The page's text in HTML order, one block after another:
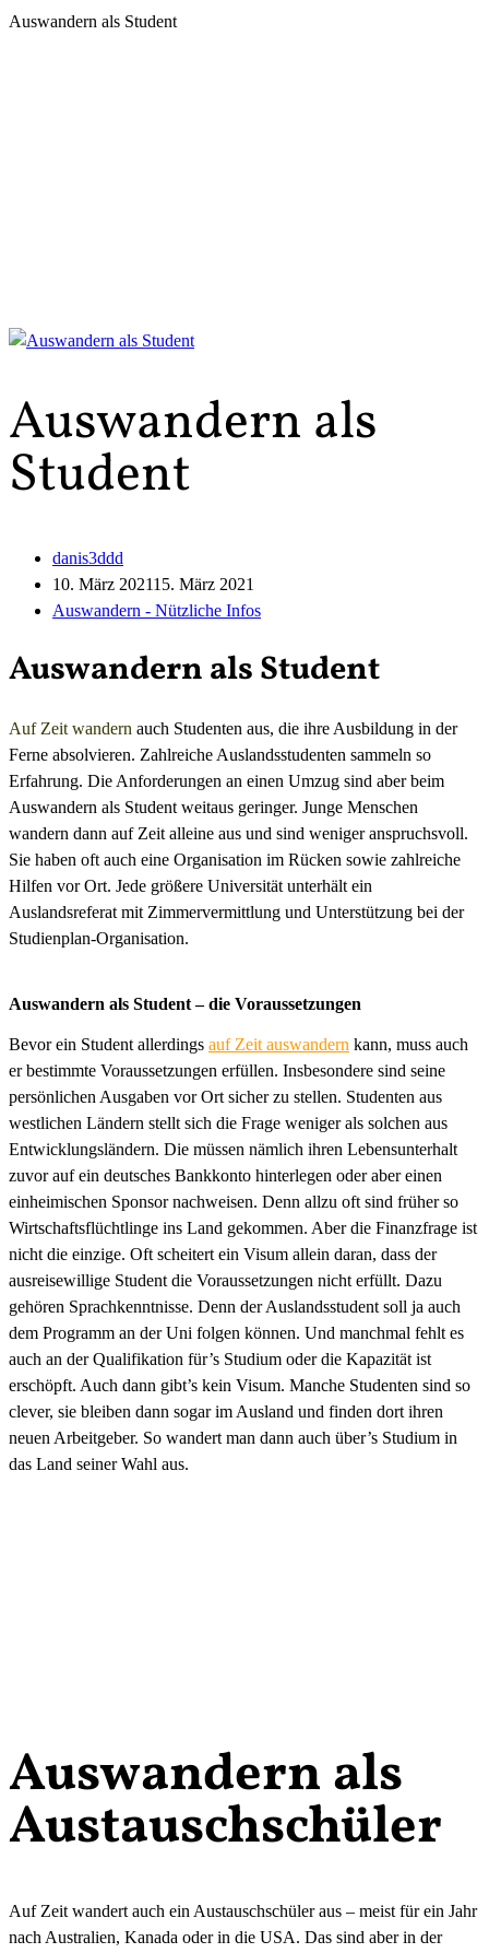
Auswandern als Student
Auswandern als
Student
danis3ddd
10. März 202115. März 2021
Auswandern - Nützliche Infos
Auswandern als Student
Auf Zeit wandern auch Studenten aus, die ihre Ausbildung in der
Ferne absolvieren. Zahlreiche Auslandsstudenten sammeln so
Erfahrung. Die Anforderungen an einen Umzug sind aber beim
Auswandern als Student weitaus geringer. Junge Menschen
wandern dann auf Zeit alleine aus und sind weniger anspruchsvoll.
Sie haben oft auch eine Organisation im Rücken sowie zahlreiche
Hilfen vor Ort. Jede größere Universität unterhält ein
Auslandsreferat mit Zimmervermittlung und Unterstützung bei der
Studienplan-Organisation.
Auswandern als Student – die Voraussetzungen
Bevor ein Student allerdings auf Zeit auswandern kann, muss auch
er bestimmte Voraussetzungen erfüllen. Insbesondere sind seine
persönlichen Ausgaben vor Ort sicher zu stellen. Studenten aus
westlichen Ländern stellt sich die Frage weniger als solchen aus
Entwicklungsländern. Die müssen nämlich ihren Lebensunterhalt
zuvor auf ein deutsches Bankkonto hinterlegen oder aber einen
einheimischen Sponsor nachweisen. Denn allzu oft sind früher so
Wirtschaftsflüchtlinge ins Land gekommen. Aber die Finanzfrage ist
nicht die einzige. Oft scheitert ein Visum allein daran, dass der
ausreisewillige Student die Voraussetzungen nicht erfüllt. Dazu
gehören Sprachkenntnisse. Denn der Auslandsstudent soll ja auch
dem Programm an der Uni folgen können. Und manchmal fehlt es
auch an der Qualifikation für’s Studium oder die Kapazität ist
erschöpft. Auch dann gibt’s kein Visum. Manche Studenten sind so
clever, sie bleiben dann sogar im Ausland und finden dort ihren
neuen Arbeitgeber. So wandert man dann auch über’s Studium in
das Land seiner Wahl aus.
Auswandern als
Austauschschüler
Auf Zeit wandert auch ein Austauschschüler aus – meist für ein Jahr
nach Australien, Kanada oder in die USA. Das sind aber in der